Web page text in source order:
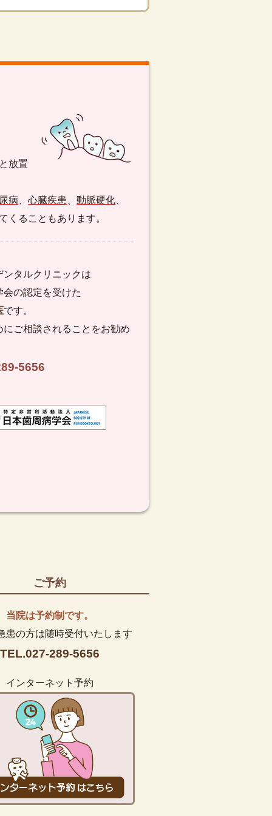
放置
病 、心臓疾患 、動脈硬化
くることもあります。
ンタルクリニックは
会の認定を受けた
です。
にご相談されることをお勧め
5656
ご予約
当院は予約制です。
患の方は随時受付いたします
TEL.027-289-5656
インターネット予約